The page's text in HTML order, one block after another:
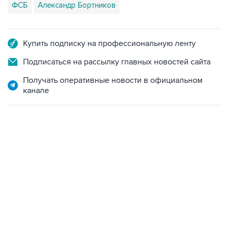
ФСБ Александр Бортников
Купить подписку на профессиональную ленту
Подписаться на рассылку главных новостей сайта
Получать оперативные новости в официальном
канале